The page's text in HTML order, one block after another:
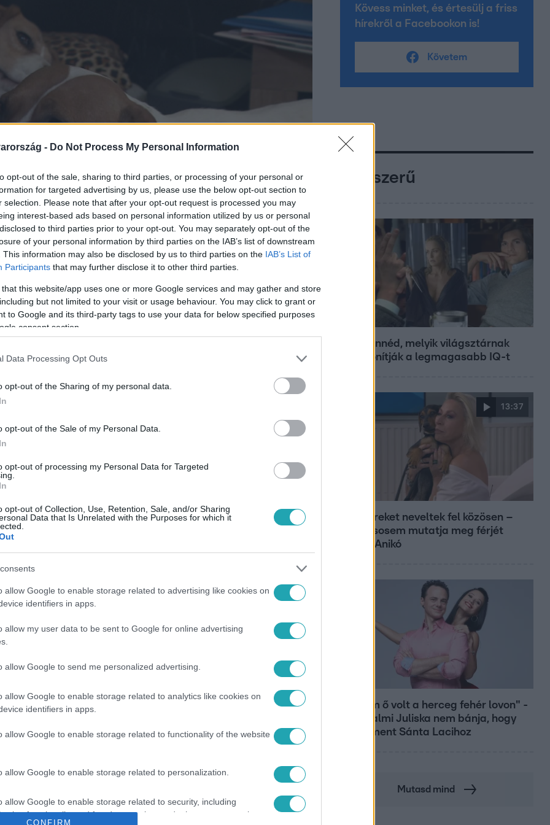
- Do Not Process My Personal Information
opt-out of the sale, sharing to third parties, or processing of your personal or
for targeted advertising by us, please use the below opt-out section to
selection. Please note that after your opt-out request is processed you may
interest-based ads based on personal information utilized by us or personal
to third parties prior to your opt-out. You may separately opt-out of the
of your personal information by third parties on the IAB’s list of downstream
This information may also be disclosed by us to third parties on the IAB’s List of
Participants that may further disclose it to other third parties.
that this website/app uses one or more Google services and may gather and store
but not limited to your visit or usage behaviour. You may click to grant or
to Google and its third-party tags to use your data for below specified purposes
consent section.
Data Processing Opt Outs
opt-out of the Sharing of my personal data.
opt-out of the Sale of my Personal Data.
opt-out of processing my Personal Data for Targeted
opt-out of Collection, Use, Retention, Sale, and/or Sharing
Data that Is Unrelated with the Purposes for which it
allow Google to enable storage related to advertising like cookies on
identifiers in apps.
allow my user data to be sent to Google for online advertising
allow Google to send me personalized advertising.
allow Google to enable storage related to analytics like cookies on
identifiers in apps.
allow Google to enable storage related to functionality of the website
allow Google to enable storage related to personalization.
allow Google to enable storage related to security, including
functionality and fraud prevention, and other user protection.
CONFIRM
törékeny nők, jól szervezett csapatok és
több száz szervezet és magánember
magát állatvédőnek. Van egy részük,
pedig nem csak az állatkínzókat,
utálják – sokan őket tartják a hangos
és a népszerűségről szólnak.
amelyben megrázó felvételeket is
on!
legyen a Google-találatokban!
#LEJÁRATÁS #RTL #ÁLLATKÍNZÁS
Kövess minket, és értesülj a friss
hírekről a Facebookon is!
Követem
Népszerű
Nem hinnéd, melyik világsztárnak
tulajdonítják a legmagasabb IQ-t
13:37
Öt gyereket neveltek fel közösen –
szinte sosem mutatja meg férjét
Ungár Anikó
"Nekem ő volt a herceg fehér lovon" -
Széphalmi Juliska nem bánja, hogy
hozzáment Sánta Lacihoz
Mutasd mind